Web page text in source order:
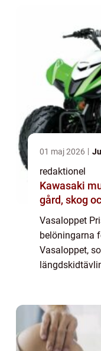
01 maj 2026
redaktionel
Kawasaki
gård, skog
Vasaloppet
belöningarna
Vasaloppet,